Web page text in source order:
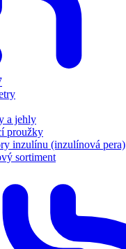
a jehly
proužky
inzulínu (inzulínová pera)
sortiment